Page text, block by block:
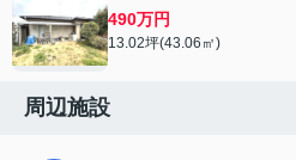
490万円
13.02坪(43.06㎡)
周辺施設